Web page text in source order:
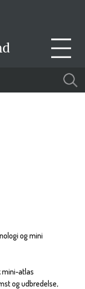
og mini
mini-atlas
og udbredelse,